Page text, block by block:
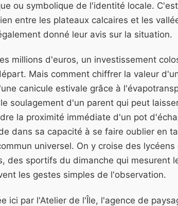
ou symbolique de l'identité locale.
entre les plateaux calcaires et les
donné leur avis sur la situation.
millions d'euros, un investissement
Mais comment chiffrer la valeur
canicule estivale grâce à
soulagement d'un parent qui peut
la proximité immédiate d'un pot
dans sa capacité à se faire oublier en
universel. On y croise des
des sportifs du dimanche qui mesurent
les gestes simples de l'observation.
ici par l'Atelier de l'Île, l'agence de